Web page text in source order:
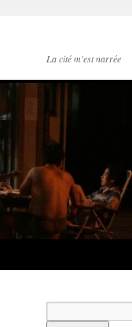
La cité m'est narrée